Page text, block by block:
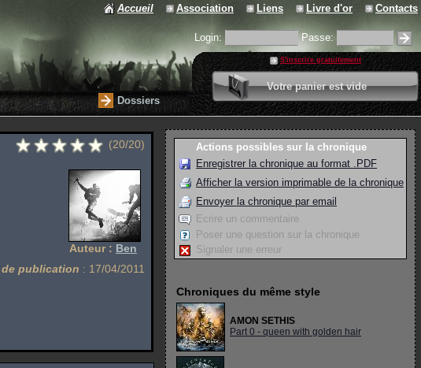
Accueil Association Liens Livre d'or Contacts
Login: Passe:
S'inscrire gratuitement
Votre panier est vide
0 article
Valider votre panier
Dossiers
(20/20)
Auteur : Ben
de publication : 17/04/2011
Actions possibles sur la chronique
Enregistrer la chronique au format .PDF
Afficher la version imprimable de la chronique
Envoyer la chronique par email
Ecrire un commentaire
Poser une question sur la chronique
Signaler une erreur
Chroniques du même style
AMON SETHIS
Part 0 - queen with golden hair